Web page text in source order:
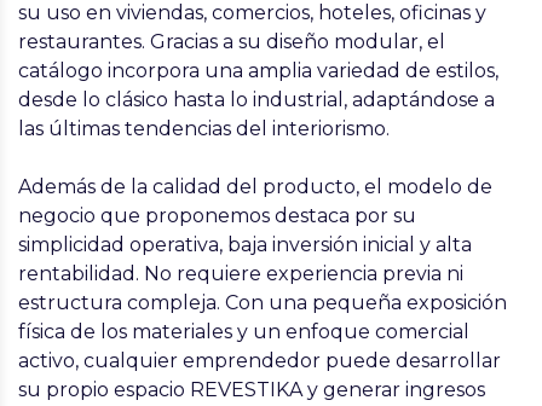
su uso en viviendas, comercios, hoteles, oficinas y
restaurantes. Gracias a su diseño modular, el
catálogo incorpora una amplia variedad de estilos,
desde lo clásico hasta lo industrial, adaptándose a
las últimas tendencias del interiorismo.
Además de la calidad del producto, el modelo de
negocio que proponemos destaca por su
simplicidad operativa, baja inversión inicial y alta
rentabilidad . No requiere experiencia previa ni
estructura compleja. Con una pequeña exposición
física de los materiales y un enfoque comercial
activo, cualquier emprendedor puede desarrollar
su propio espacio REVESTIKA y generar ingresos